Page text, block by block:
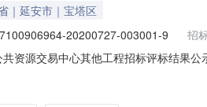
｜延安市｜宝塔区
20200727-003001-9
招
资源交易中心其他工程招标评标结果
工期(天)90最高限价(元)146200.00评